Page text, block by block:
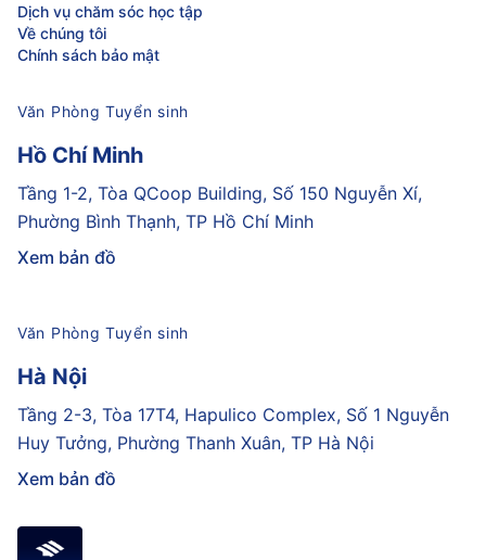
Dịch vụ chăm sóc học tập
Về chúng tôi
Chính sách bảo mật
Văn Phòng Tuyển sinh
Hồ Chí Minh
Tầng 1-2, Tòa QCoop Building, Số 150 Nguyễn Xí,
Phường Bình Thạnh, TP Hồ Chí Minh
Xem bản đồ
Văn Phòng Tuyển sinh
Hà Nội
Tầng 2-3, Tòa 17T4, Hapulico Complex, Số 1 Nguyễn
Huy Tưởng, Phường Thanh Xuân, TP Hà Nội
Xem bản đồ